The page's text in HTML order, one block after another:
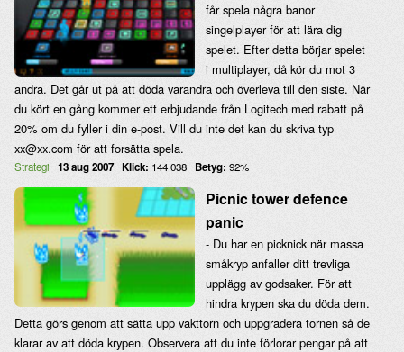
får spela några banor
singelplayer för att lära dig
spelet. Efter detta börjar spelet
i multiplayer, då kör du mot 3
andra. Det går ut på att döda varandra och överleva till den siste. När
du kört en gång kommer ett erbjudande från Logitech med rabatt på
20% om du fyller i din e-post. Vill du inte det kan du skriva typ
xx@xx.com för att forsätta spela.
Strategi 13 aug 2007 Klick: 144 038 Betyg: 92%
Picnic tower defence
panic
- Du har en picknick när massa
småkryp anfaller ditt trevliga
upplägg av godsaker. För att
hindra krypen ska du döda dem.
Detta görs genom att sätta upp vakttorn och uppgradera tornen så de
klarar av att döda krypen. Observera att du inte förlorar pengar på att